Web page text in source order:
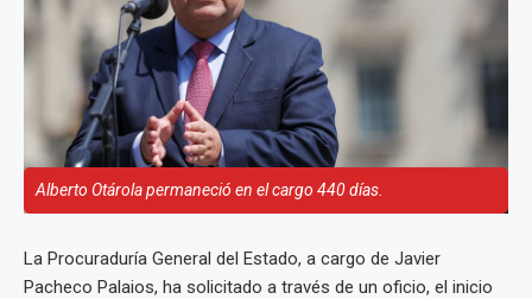
Alberto Otárola permaneció en el cargo 440 días.
La Procuraduría General del Estado, a cargo de Javier
Pacheco Palaios, ha solicitado a través de un oficio, el inicio